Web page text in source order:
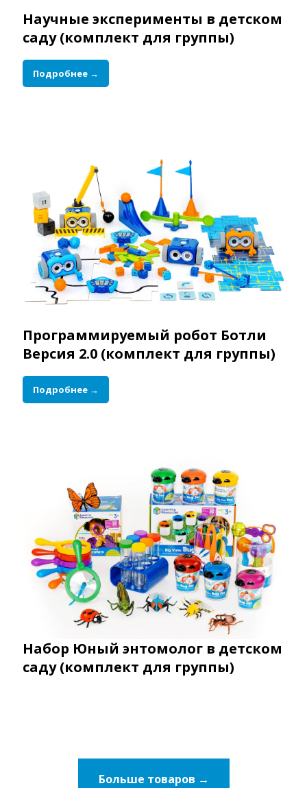
Научные эксперименты в детском
саду (комплект для группы)
Подробнее →
Программируемый робот Ботли
Версия 2.0 (комплект для группы)
Подробнее →
Набор Юный энтомолог в детском
саду (комплект для группы)
Больше товаров →